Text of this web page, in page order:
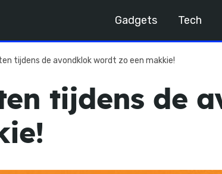
Gadgets Tech
tijdens de avondklok wordt zo een makkie!
tijdens de